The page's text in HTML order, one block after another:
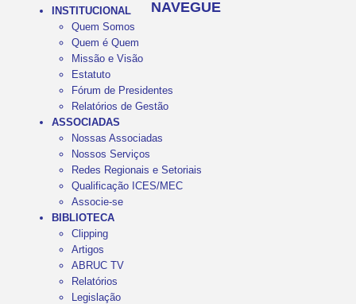
NAVEGUE
INSTITUCIONAL
Quem Somos
Quem é Quem
Missão e Visão
Estatuto
Fórum de Presidentes
Relatórios de Gestão
ASSOCIADAS
Nossas Associadas
Nossos Serviços
Redes Regionais e Setoriais
Qualificação ICES/MEC
Associe-se
BIBLIOTECA
Clipping
Artigos
ABRUC TV
Relatórios
Legislação